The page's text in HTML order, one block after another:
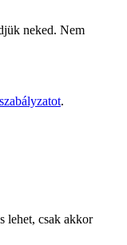
neked. Nem
.
lehet, csak akkor